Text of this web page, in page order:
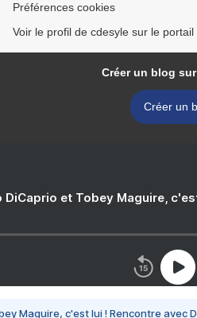
Préférences cookies
Voir le profil de cdesyle sur le portail
Créer un blog
Créer un
DiCaprio et Tobey Maguire,
Maguire, c'est lui ! Rencontre avec